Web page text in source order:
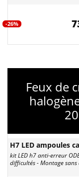
-26%
Feux de
H7 LED ampoules
kit LED h7 anti-erreur
difficultés - Montage